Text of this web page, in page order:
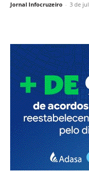
Jornal Infocruzeiro - 3 de